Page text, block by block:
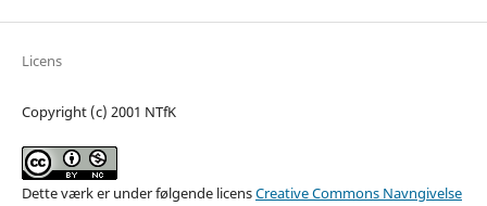
Licens
Copyright (c) 2001 NTfK
Dette værk er under følgende licensCreative Commons Navngivelse